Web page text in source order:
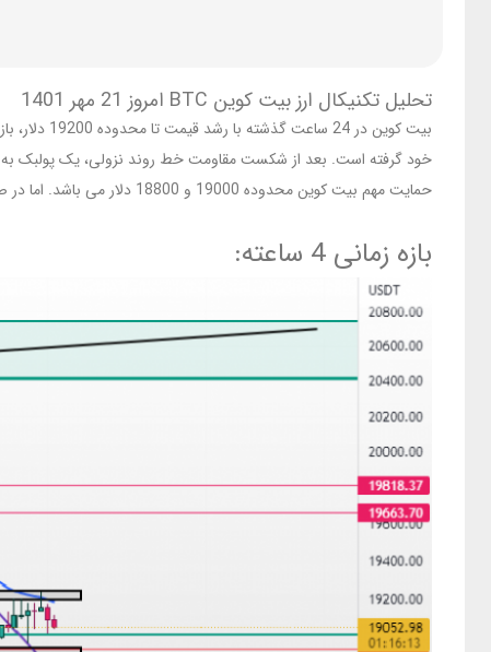
تحلیل تکنیکال ارز بیت کوین BTC امروز 21 مهر 1401
حمایت مهم بیت کوین محدوده 19000 و 18800 دلار می باشد. اما در صورت این حمایت ها، فشار فروش می تواند قیمت را تا محدوده 18530 دلار کاهش دهد.
بازه زمانی 4 ساعته: